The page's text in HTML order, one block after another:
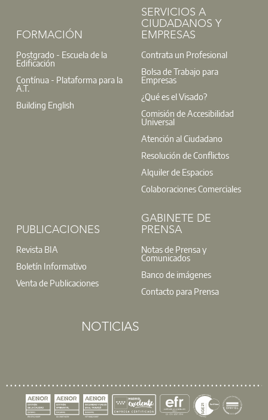
Ya se ha abierto el periodo de inscripción para participar en
durante las 40 horas de duración del programa y acceso a
investigación, experiencias docentes y generar sinergias
Centro de Atención Integral (CAI)
t: 91 701 45 00
@:buzoninfo@aparejadoresmadrid.es
FORMACIÓN
Postgrado - Escuela de la
Edificación
Contínua - Plataforma para la
A.T.
Building English
SERVICIOS A
CIUDADANOS Y
EMPRESAS
Contrata un Profesional
Bolsa de Trabajo para
Empresas
¿Qué es el Visado?
Comisión de Accesibilidad
Universal
Atención al Ciudadano
Resolución de Conflictos
Alquiler de Espacios
Colaboraciones Comerciales
PUBLICACIONES
Revista BIA
Boletín Informativo
Venta de Publicaciones
GABINETE DE
PRENSA
Notas de Prensa y
Comunicados
Banco de imágenes
Contacto para Prensa
NOTICIAS